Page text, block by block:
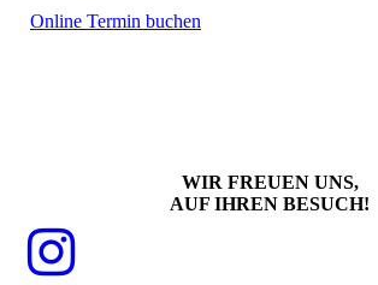
Online Termin buchen
WIR FREUEN UNS,
AUF IHREN BESUCH!